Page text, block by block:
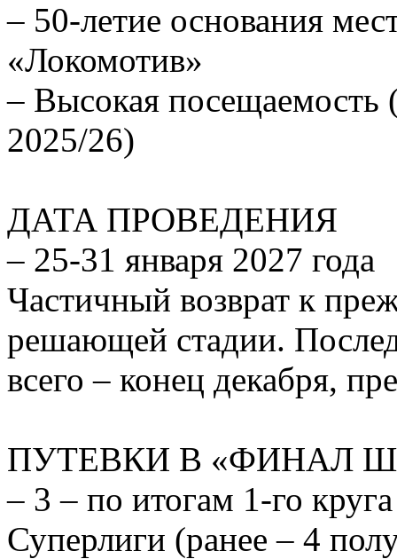
– 50-летие основания
«Локомотив»
– Высокая посещаемость
2025/26)
ДАТА ПРОВЕДЕНИЯ
– 25-31 января 2027 года
Частичный возврат к
решающей стадии.
всего – конец декабря,
ПУТЕВКИ В «ФИНАЛ
– 3 – по итогам 1-го
Суперлиги (ранее – 4